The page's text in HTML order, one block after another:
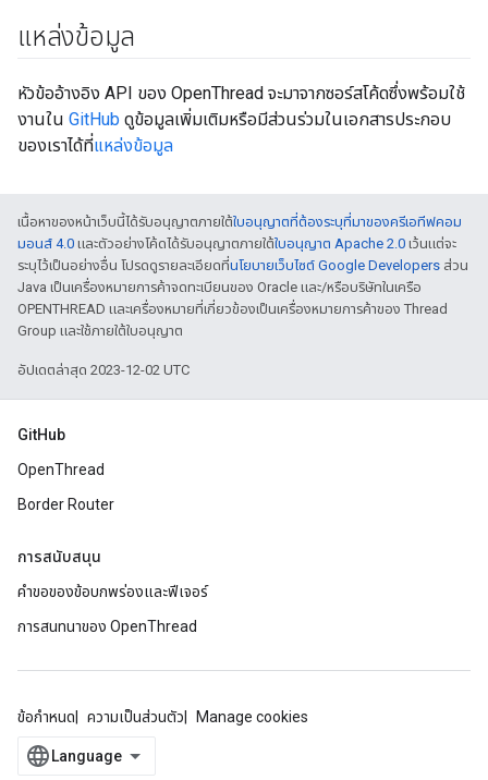
แหล่งข้อมูล
หัวข้ออ้างอิง API ของ OpenThread จะมาจากซอร์สโค้ดซึ่งพร้อมใช้
งานใน GitHub ดูข้อมูลเพิ่มเติมหรือมีส่วนร่วมในเอกสารประกอบ
ของเราได้ที่แหล่งข้อมูล
เนื้อหาของหน้าเว็บนี้ได้รับอนุญาตภายใต้ใบอนุญาตที่ต้องระบุที่มาของครีเอทีฟคอม
มอนส์ 4.0 และตัวอย่างโค้ดได้รับอนุญาตภายใต้ใบอนุญาต Apache 2.0 เว้นแต่จะ
ระบุไว้เป็นอย่างอื่น โปรดดูรายละเอียดที่นโยบายเว็บไซต์ Google Developers ส่วน
Java เป็นเครื่องหมายการค้าจดทะเบียนของ Oracle และ/หรือบริษัทในเครือ
OPENTHREAD และเครื่องหมายที่เกี่ยวข้องเป็นเครื่องหมายการค้าของ Thread
Group และใช้ภายใต้ใบอนุญาต
อัปเดตล่าสุด 2023-12-02 UTC
GitHub
OpenThread
Border Router
การสนับสนุน
คำขอของข้อบกพร่องและฟีเจอร์
การสนทนาของ OpenThread
ข้อกำหนด ความเป็นส่วนตัว Manage cookies